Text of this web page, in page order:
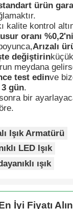
ürün
kalite kontrol
oranı
Arızalı
değiştirin
meydana
test edinve
gün.
bir
Işık Armatürü
LED Işık
ışık
İyi Fiyatı Alın